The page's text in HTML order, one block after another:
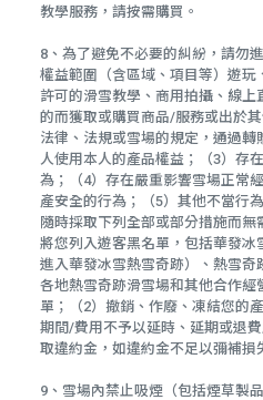
教學服務，請按需購買。
8、為了避免不必要的糾紛，請勿
權益範圍（含區域、項目等）遊玩
許可的滑雪教學、商用拍攝、線上
的而獲取或購買商品/服務或出於
法律、法規或雪場的規定，通過
人使用本人的產品權益；（3）存
為；（4）存在嚴重影響雪場正常
產安全的行為；（5）其他不當行
隨時採取下列全部或部分措施而無
將您列入遊客黑名單，包括華發
進入華發冰雪熱雪奇跡）、熱雪奇
各地熱雪奇跡滑雪場和其他合作經
單；（2）撤銷、作廢、凍結您的
期間/費用不予以延時、延期或退
取違約金，如違約金不足以彌補損
9、雪場內禁止吸煙（包括煙草製